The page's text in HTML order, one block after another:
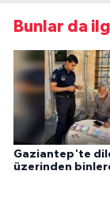
Bunlar da
Gaziantep'te
üzerinden